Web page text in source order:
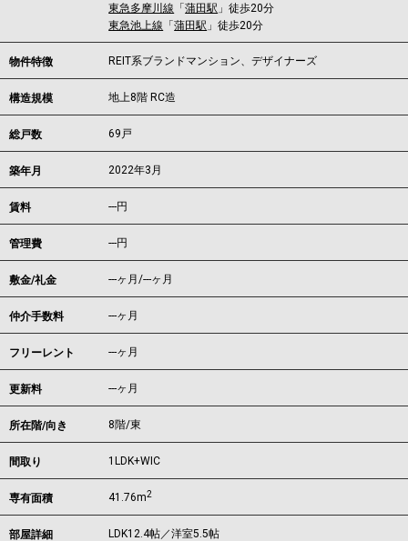
東急多摩川線 「蒲田駅 」徒歩20分
東急池上線 「蒲田駅 」徒歩20分
物件特徴 REIT系ブランドマンション、デザイナーズ
構造規模 地上8階 RC造
総戸数 69戸
築年月 2022年3月
賃料 ---円
管理費 ---円
敷金/礼金 ---ヶ月/---ヶ月
仲介手数料 ---ヶ月
フリーレント ---ヶ月
更新料 ---ヶ月
所在階/向き 8階/東
間取り 1LDK+WIC
専有面積 41.76m2
部屋詳細 LDK12.4帖／洋室5.5帖